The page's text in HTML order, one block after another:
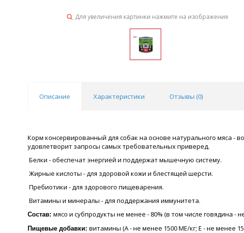
Для увеличения картинки нажмите на изображение
Описание Характеристики Отзывы (0)
Корм консервированный для собак на основе натурального мяса -
удовлетворит запросы самых требовательных приверед.
Белки - обеспечат энергией и поддержат мышечную систему.
Жирные кислоты - для здоровой кожи и блестящей шерсти.
Пребиотики - для здорового пищеварения.
Витамины и минералы - для поддержания иммунитета.
Состав: мясо и субпродукты не менее - 80% (в том числе говядина -
Пищевые добавки: витамины (А - не менее 1500 МЕ/кг; Е - не менее